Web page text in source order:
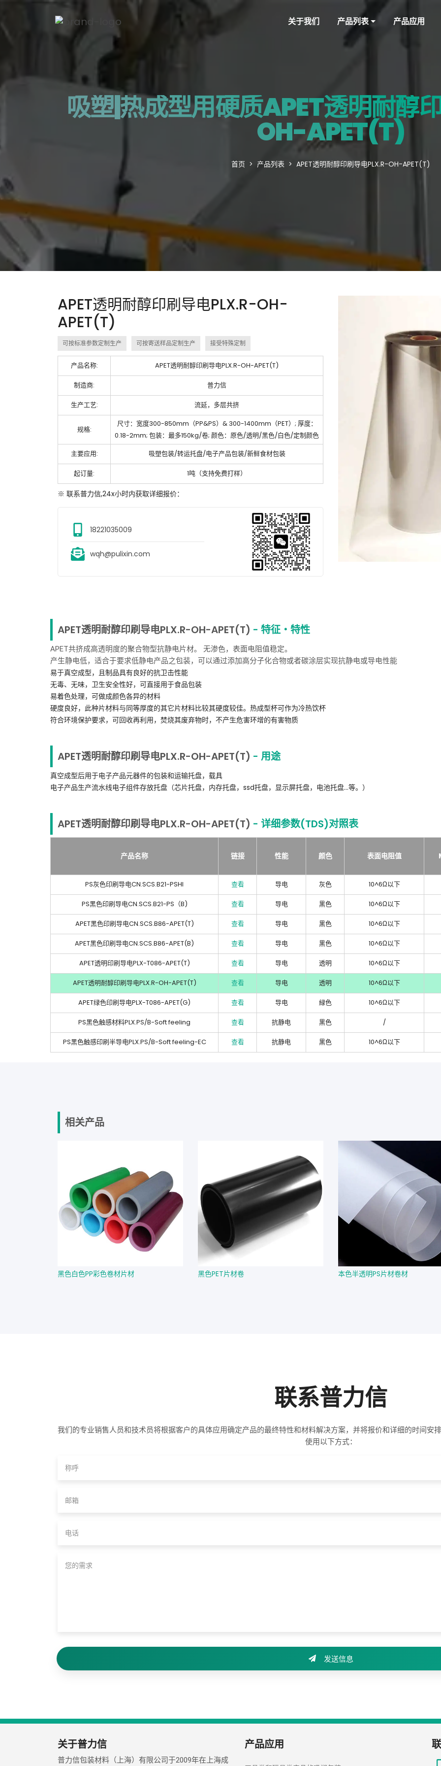
关于我们 产品列表 产品应用
吸塑|热成型用硬质APET透明耐醇
OH-APET(T)
首页 产品列表 APET透明耐醇印刷导电PLX.R-OH-APET(T)
APET透明耐醇印刷导电PLX.R-OH-
APET(T)
可按标准参数定制生产 可按寄送样品定制生产 接受特殊定制
产品名称: APET透明耐醇印刷导电PLX.R-OH-APET(T)
制造商: 普力信
生产工艺: 流延，多层共挤
规格:
尺寸：宽度300-850mm（PP&PS）& 300-1400mm（PET）; 厚度：
0.18-2mm; 包装：最多150kg/卷; 颜色：原色/透明/黑色/白色/定制颜色
主要应用:
吸塑包装/转运托盘/电子产品包装/新鲜食材包装
起订量: 1吨（支持免费打样）
※ 联系普力信,24x小时内获取详细报价：
18221035009
wqh@pulixin.com
APET透明耐醇印刷导电PLX.R-OH-APET(T) - 特征・特性
APET共挤成高透明度的聚合物型抗静电片材。 无渗色，表面电阻值稳定。
产生静电低，适合于要求低静电产品之包装，可以通过添加高分子化合物或者碳涂层实现抗静电或导电性能
易于真空成型，且制品具有良好的抗卫击性能
无毒、无味，卫生安全性好，可直接用于食品包装
易着色处理，可做成颜色各异的材料
硬度良好，此种片材料与同等厚度的其它片材料比较其硬度较佳。热成型杯可作为冷热饮杯
符合环境保护要求，可回收再利用，焚烧其废弃物时，不产生危害环增的有害物质
APET透明耐醇印刷导电PLX.R-OH-APET(T) - 用途
真空成型后用于电子产品元器件的包装和运输托盘，载具
电子产品生产流水线电子组件存放托盘（芯片托盘，内存托盘，ssd托盘，显示屏托盘，电池托盘...等。）
APET透明耐醇印刷导电PLX.R-OH-APET(T) - 详细参数(TDS)对照表
产品名称 链接 性能 颜色 表面电阻值
PS灰色印刷导电CN.SCS.B21-PSHI 查看 导电 灰色 10^6Ω以下
PS黑色印刷导电CN.SCS.B21-PS（B) 查看 导电 黒色 10^6Ω以下
APET黑色印刷导电CN.SCS.B86-APET(T) 查看 导电 黒色 10^6Ω以下
APET黑色印刷导电CN.SCS.B86-APET(B) 查看 导电 黒色 10^6Ω以下
APET透明印刷导电PLX-T086-APET(T) 查看 导电 透明 10^6Ω以下
APET透明耐醇印刷导电PLX.R-OH-APET(T) 查看 导电 透明 10^6Ω以下
APET绿色印刷导电PLX-T086-APET(G) 查看 导电 緑色 10^6Ω以下
PS黑色触感材料PLX.PS/B-Soft feeling 查看 抗静电 黒色 /
PS黑色触感印刷半导电PLX.PS/B-Soft feeling-EC
查看 抗静电 黒色 10^6Ω以下
相关产品
黑色白色PP彩色卷材片材 黑色PET片材卷 本色半透明PS片材卷材
联系普力信
我们的专业销售人员和技术员将根据客户的具体应用确定产品的最终特性和材料解决方案，并将报价和详细的时间安
使用以下方式：
发送信息
关于普力信
普力信包装材料（上海）有限公司于2009年在上海成
产品应用